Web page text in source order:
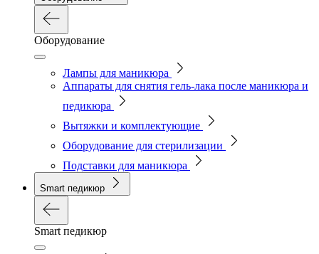
Оборудование
Лампы для маникюра
Аппараты для снятия гель-лака после маникюра и
педикюра
Вытяжки и комплектующие
Оборудование для стерилизации
Подставки для маникюра
Smart педикюр
Smart педикюр